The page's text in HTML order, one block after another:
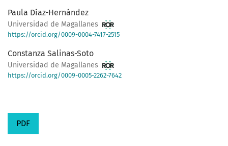
Paula Díaz-Hernández
Universidad de Magallanes
https://orcid.org/0009-0004-7417-2515
Constanza Salinas-Soto
Universidad de Magallanes
https://orcid.org/0009-0005-2262-7642
PDF